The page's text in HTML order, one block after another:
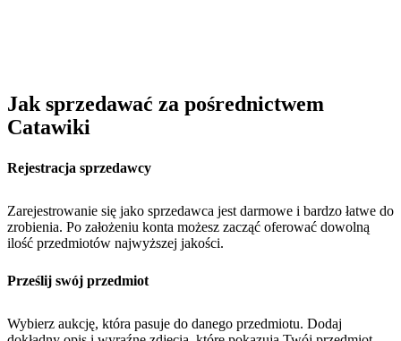
Jak sprzedawać za pośrednictwem
Catawiki
Rejestracja sprzedawcy
Zarejestrowanie się jako sprzedawca jest darmowe i bardzo łatwe do
zrobienia. Po założeniu konta możesz zacząć oferować dowolną
ilość przedmiotów najwyższej jakości.
Prześlij swój przedmiot
Wybierz aukcję, która pasuje do danego przedmiotu. Dodaj